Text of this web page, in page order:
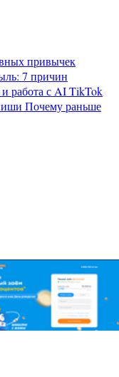
привычек
7 причин
работа с AITikTok
Почему раньше